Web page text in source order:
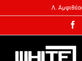
to
Λ.